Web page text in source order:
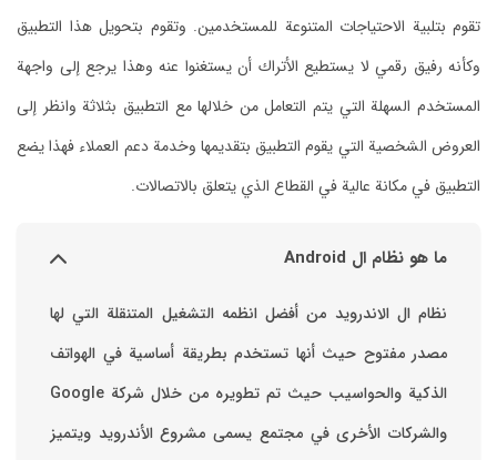
تقوم بتلبية الاحتياجات المتنوعة للمستخدمين. وتقوم بتحويل هذا التطبيق
وكأنه رفيق رقمي لا يستطيع الأتراك أن يستغنوا عنه وهذا يرجع إلى واجهة
المستخدم السهلة التي يتم التعامل من خلالها مع التطبيق بثلاثة وانظر إلى
العروض الشخصية التي يقوم التطبيق بتقديمها وخدمة دعم العملاء فهذا يضع
التطبيق في مكانة عالية في القطاع الذي يتعلق بالاتصالات.
ما هو نظام ال Android
نظام ال الاندرويد من أفضل انظمه التشغيل المتنقلة التي لها
مصدر مفتوح حيث أنها تستخدم بطريقة أساسية في الهواتف
والشركات الأخرى في مجتمع يسمى مشروع الأندرويد ويتميز